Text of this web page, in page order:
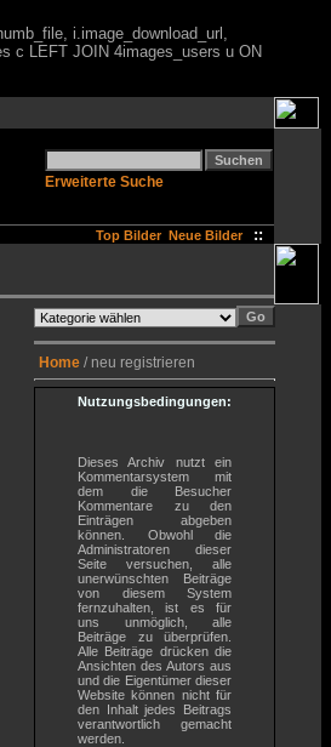
i.image_download_url,
c LEFT JOIN 4images_users u ON
Erweiterte Suche
Top Bilder Neue Bilder ::
Home / neu registrieren
Nutzungsbedingungen:
Dieses Archiv nutzt ein
Kommentarsystem mit
dem die Besucher
Kommentare zu den
Einträgen abgeben
können. Obwohl die
Administratoren dieser
Seite versuchen, alle
unerwünschten Beiträge
von diesem System
fernzuhalten, ist es für
uns unmöglich, alle
Beiträge zu überprüfen.
Alle Beiträge drücken die
Ansichten des Autors aus
und die Eigentümer dieser
Website können nicht für
den Inhalt jedes Beitrags
verantwortlich gemacht
werden.